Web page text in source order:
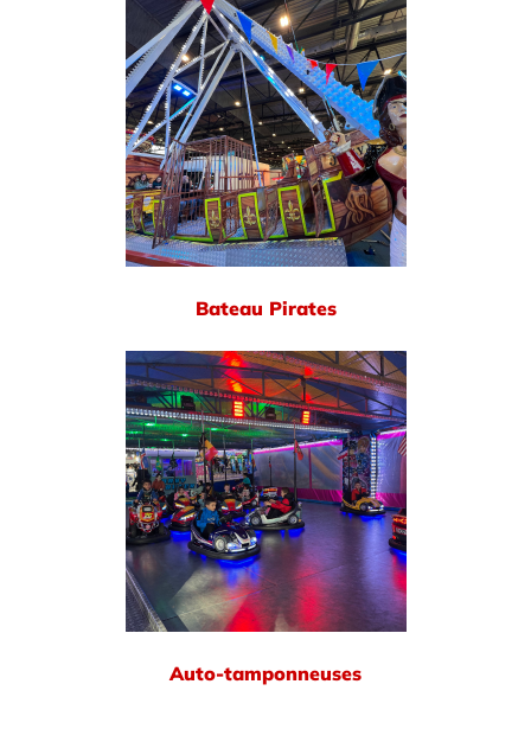
Bateau Pirates
Auto-tamponneuses